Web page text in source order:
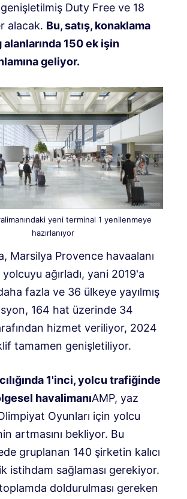
Duty Free ve 18
alacak. Bu, satış, konaklama
150 ek işin
geliyor.
yeni terminal 1 yenilenmeye
hazırlanıyor
Marsilya Provence havaalanı
ağırladı, yani 2019'a
fazla ve 36 ülkeye yayılmış
164 hat üzerinde 34
hizmet veriliyor, 2024
tamamen genişletiliyor.
1'inci, yolcu trafiğinde
havalimanıAMP, yaz
Oyunları için yolcu
artmasını bekliyor. Bu
gruplanan 140 şirketin kalıcı
istihdam sağlaması gerekiyor.
toplamda doldurulması gereken